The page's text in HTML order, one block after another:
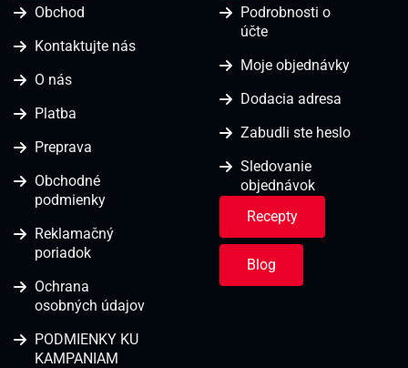
Obchod
Kontaktujte nás
O nás
Platba
Preprava
Obchodné
podmienky
Reklamačný
poriadok
Ochrana
osobných údajov
PODMIENKY KU
KAMPANIAM
Podrobnosti o
účte
Moje objednávky
Dodacia adresa
Zabudli ste heslo
Sledovanie
objednávok
Recepty
Blog